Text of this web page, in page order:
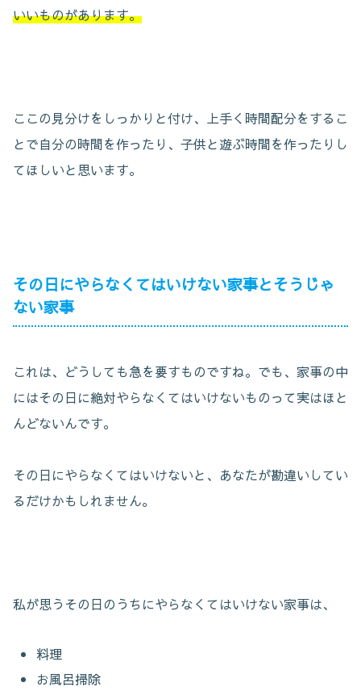
いいものがあります。
ここの見分けをしっかりと付け、上手く時間配分をするこ
とで自分の時間を作ったり、子供と遊ぶ時間を作ったりし
てほしいと思います。
その日にやらなくてはいけない家事とそうじゃ
ない家事
これは、どうしても急を要すものですね。でも、家事の中
にはその日に絶対やらなくてはいけないものって実はほと
んどないんです。
その日にやらなくてはいけないと、あなたが勘違いしてい
るだけかもしれません。
私が思うその日のうちにやらなくてはいけない家事は、
料理
お風呂掃除